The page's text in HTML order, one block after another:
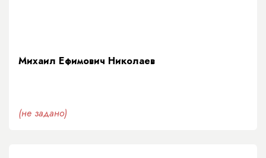
Михаил Ефимович Николаев
(не задано)